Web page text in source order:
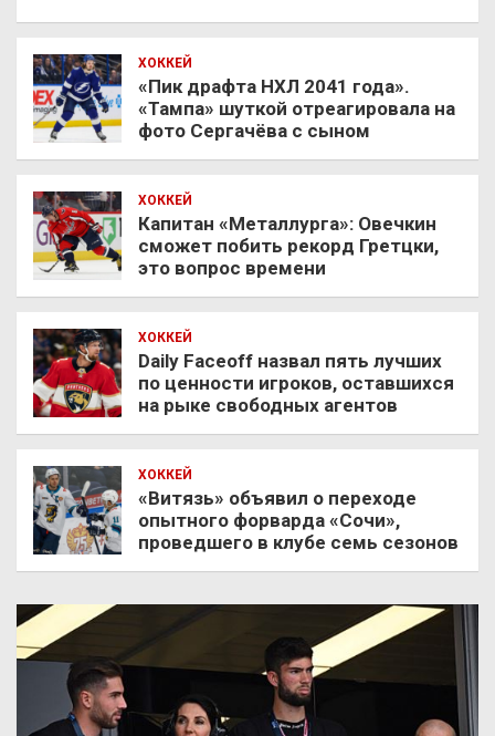
ХОККЕЙ
«Пик драфта НХЛ 2041 года».
«Тампа» шуткой отреагировала на
фото Сергачёва с сыном
ХОККЕЙ
Капитан «Металлурга»: Овечкин
сможет побить рекорд Гретцки,
это вопрос времени
ХОККЕЙ
Daily Faceoff назвал пять лучших
по ценности игроков, оставшихся
на рыке свободных агентов
ХОККЕЙ
«Витязь» объявил о переходе
опытного форварда «Сочи»,
проведшего в клубе семь сезонов